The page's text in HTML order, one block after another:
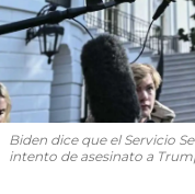
Biden dice que el Servicio
intento de asesinato a